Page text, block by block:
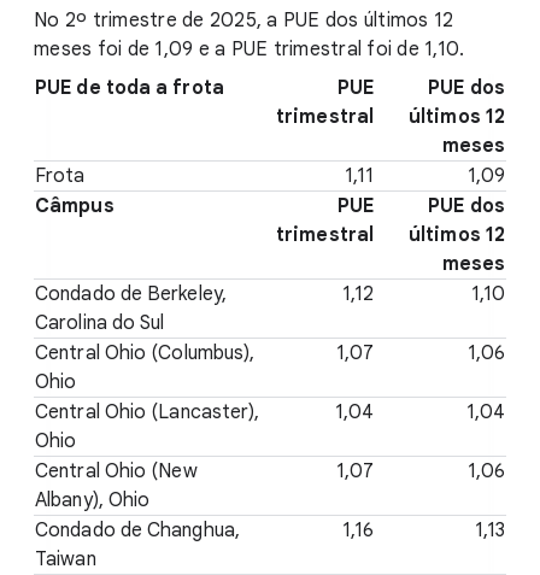
No 2º trimestre de 2025, a PUE dos últimos 12
meses foi de 1,09 e a PUE trimestral foi de 1,10.
PUE de toda a frota
PUE
trimestral
PUE dos
últimos 12
meses
Frota
1,11
1,09
Câmpus
PUE
trimestral
PUE dos
últimos 12
meses
Condado de Berkeley,
Carolina do Sul
1,12 1,10
Central Ohio (Columbus),
Ohio
1,07 1,06
Central Ohio (Lancaster),
Ohio
1,04 1,04
Central Ohio (New
Albany), Ohio
1,07 1,06
Condado de Changhua,
Taiwan
1,16 1,13